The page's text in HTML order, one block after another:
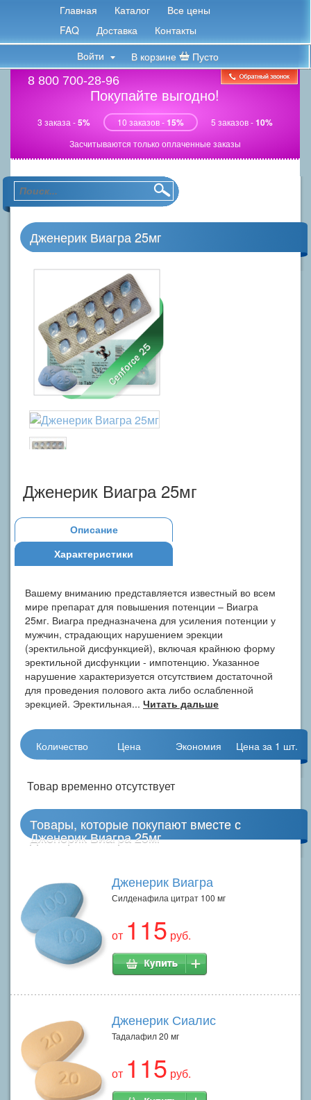
Главная Каталог
Все цены
FAQ
Доставка
Контакты
В корзине
Пусто
Войти
Покупайте выгодно!
3 заказа -5% 10 заказов -15% 5 заказов -10%
Засчитываются только оплаченные заказы
8 800 700-28-96
Дженерик Виагра 25мг
Дженерик Виагра 25мг
Описание
Характеристики
Вашему вниманию представляется известный во всем
мире препарат для повышения потенции – Виагра
25мг. Виагра предназначена для усиления потенции у
мужчин, страдающих нарушением эрекции
(эректильной дисфункцией), включая крайнюю форму
эректильной дисфункции - импотенцию. Указанное
нарушение характеризуется отсутствием достаточной
для проведения полового акта либо ослабленной
эрекцией. Эректильная... Читать дальше
Количество Цена Экономия Цена за 1 шт.
Товар временно отсутствует
Товары, которые покупают вместе с
Дженерик Виагра 25мг
Дженерик Виагра
Силденафила цитрат 100 мг
от 115 руб.
Дженерик Сиалис
Тадалафил 20 мг
от 115 руб.